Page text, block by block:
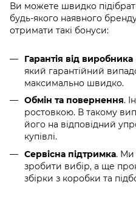
Ви можете швидко
будь-якого наявного
отримати такі бонуси:
Гарантія від виробника
який гарантійний
максимально швидко.
Обмін та повернення.
ростовкою. В такому
його на відповідний
купівлі.
Сервісна підтримка. Ми
зробити вибір, а ще
збірки з коробки та